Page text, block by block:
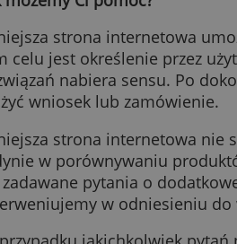
Zapoznaj się ze
Jak możemy Ci pomóc?
Niniejsza strona
rozwiązań nabiera sensu.
złożyć wniosek lub
Niniejsza strona
jedynie w porównywaniu